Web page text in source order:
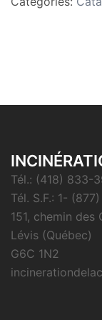
Tél.: (418) 833-
Tél. S.F.: 1-
151, chemin des
Lévis (Québec)
G6C 1N2